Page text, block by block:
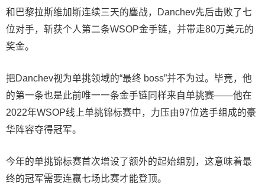
和巴黎拉斯维加斯连续三天的鏖战，Danchev先后击败了七
位对手，斩获个人第二条WSOP金手链，并带走80万美元的
奖金。
把Danchev视为单挑领域的“最终 boss”并不为过。毕竟，他
的第一条也是此前唯一一条金手链同样来自单挑赛——他在
2022年WSOP线上单挑锦标赛中，力压由97位选手组成的豪
华阵容夺得冠军。
今年的单挑锦标赛首次增设了额外的起始组别，这意味着最
终的冠军需要连赢七场比赛才能登顶。